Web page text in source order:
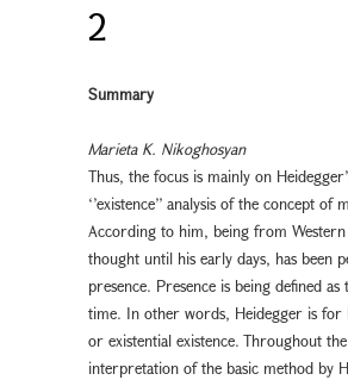
2
Summary
Marieta K. Nikoghosyan
Thus, the focus is mainly on
‘’existence’’ analysis of the concept of
According to him, being from
thought until his early days, has been
presence. Presence is being defined as
time. In other words, Heidegger is for
or existential existence. Throughout
interpretation of the basic method by